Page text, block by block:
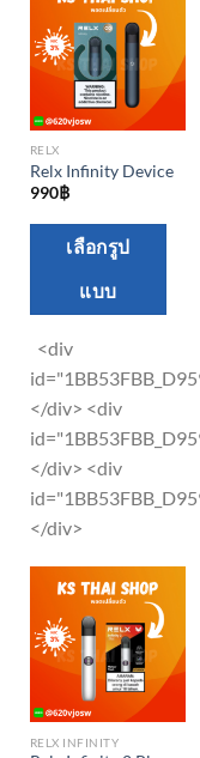
on
RELX
Relx Infinity Device
990฿
เลือกรูป
แบบ
<div
</div> <div
</div> <div
</div>
RELX INFINITY